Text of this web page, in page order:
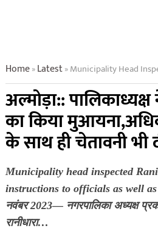
Home»Latest»Municipality Head
अल्मोड़ा::
का किया
के साथ ही चेतावनी भी
Municipality head inspected
instructions to officials as well
नवंबर 2023— नगरपालिका अध्यक्ष
रानीधारा…